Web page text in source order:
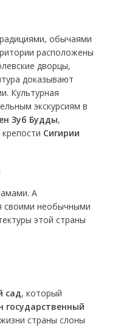
обычаями
расположены
дворцы,
доказывают
Культурная
экскурсиям в
Зуб Будды,
Сигирии
А
своими необычными
этой страны
сад, который
государственный
страны слоны